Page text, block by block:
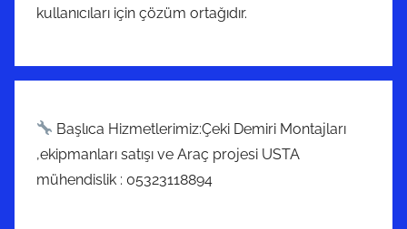
kullanıcıları için çözüm ortağıdır.
Başlıca Hizmetlerimiz:Çeki Demiri Montajları
,ekipmanları satışı ve Araç projesi USTA
mühendislik : 05323118894